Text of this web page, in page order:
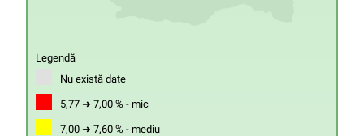
Legendă
Nu există date
5,77 ➜ 7,00 % - mic
7,00 ➜ 7,60 % - mediu